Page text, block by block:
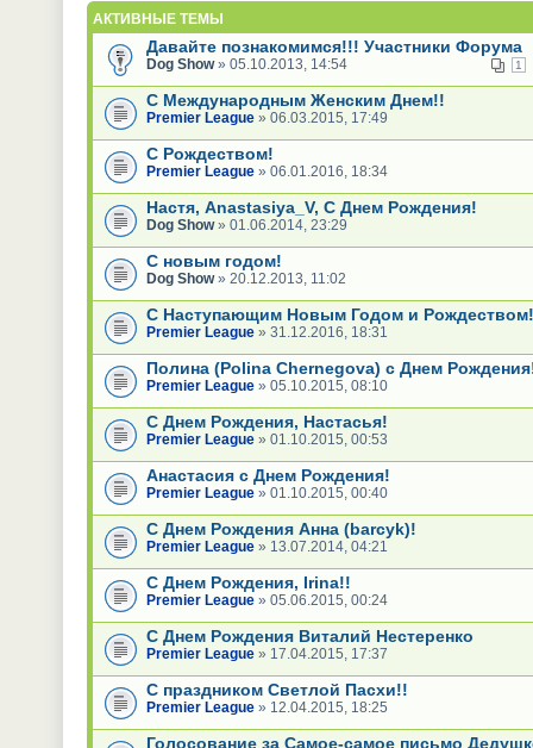
АКТИВНЫЕ ТЕМЫ
Давайте познакомимся!!! Участники Форума
1
Dog Show» 05.10.2013, 14:54
С Международным Женским Днем!!
Premier League» 06.03.2015, 17:49
С Рождеством!
Premier League» 06.01.2016, 18:34
Настя, Anastasiya_V, С Днем Рождения!
Dog Show» 01.06.2014, 23:29
С новым годом!
Dog Show» 20.12.2013, 11:02
С Наступающим Новым Годом и Рождеством!
Premier League» 31.12.2016, 18:31
Полина (Polina Chernegova) c Днем
Premier League» 05.10.2015, 08:10
С Днем Рождения, Настасья!
Premier League» 01.10.2015, 00:53
Анастасия c Днем Рождения!
Premier League» 01.10.2015, 00:40
С Днем Рождения Анна (barcyk)!
Premier League» 13.07.2014, 04:21
С Днем Рождения, Irina!!
Premier League» 05.06.2015, 00:24
С Днем Рождения Виталий Нестеренко
Premier League» 17.04.2015, 17:37
С праздником Светлой Пасхи!!
Premier League» 12.04.2015, 18:25
Голосование за Самое-самое письмо